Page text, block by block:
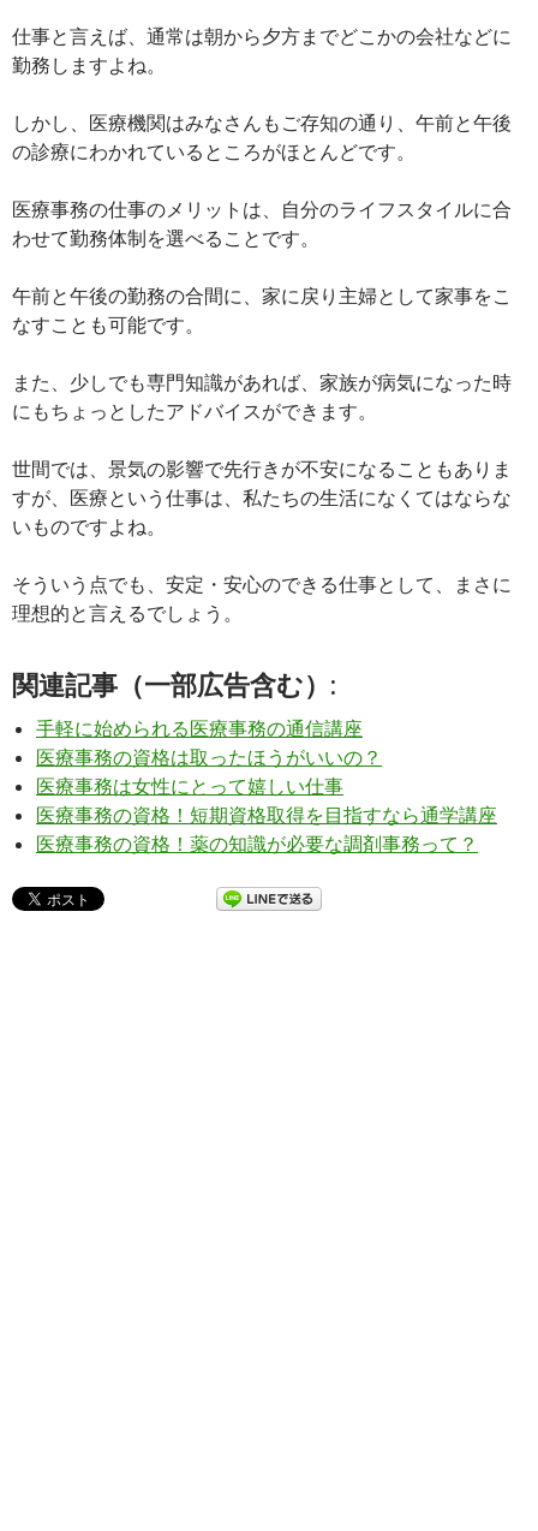
仕事と言えば、通常は朝から夕方までどこかの会社などに
勤務しますよね。
しかし、医療機関はみなさんもご存知の通り、午前と午後
の診療にわかれているところがほとんどです。
医療事務の仕事のメリットは、自分のライフスタイルに合
わせて勤務体制を選べることです。
午前と午後の勤務の合間に、家に戻り主婦として家事をこ
なすことも可能です。
また、少しでも専門知識があれば、家族が病気になった時
にもちょっとしたアドバイスができます。
世間では、景気の影響で先行きが不安になることもありま
すが、医療という仕事は、私たちの生活になくてはならな
いものですよね。
そういう点でも、安定・安心のできる仕事として、まさに
理想的と言えるでしょう。
関連記事（一部広告含む）:
手軽に始められる医療事務の通信講座
医療事務の資格は取ったほうがいいの？
医療事務は女性にとって嬉しい仕事
医療事務の資格！短期資格取得を目指すなら通学講座
医療事務の資格！薬の知識が必要な調剤事務って？